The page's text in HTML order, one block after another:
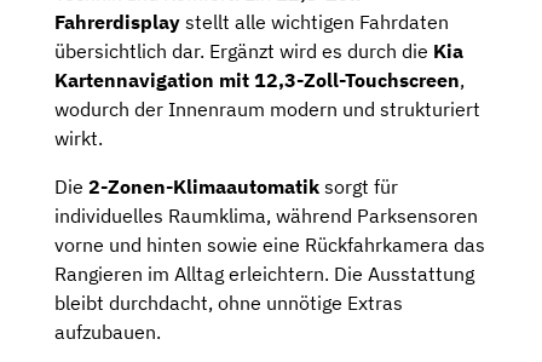
Fahrerdisplay stellt alle wichtigen Fahrdaten
übersichtlich dar. Ergänzt wird es durch die Kia
Kartennavigation mit 12,3-Zoll-Touchscreen,
wodurch der Innenraum modern und strukturiert
wirkt.
Die 2-Zonen-Klimaautomatik sorgt für
individuelles Raumklima, während Parksensoren
vorne und hinten sowie eine Rückfahrkamera das
Rangieren im Alltag erleichtern. Die Ausstattung
bleibt durchdacht, ohne unnötige Extras
aufzubauen.